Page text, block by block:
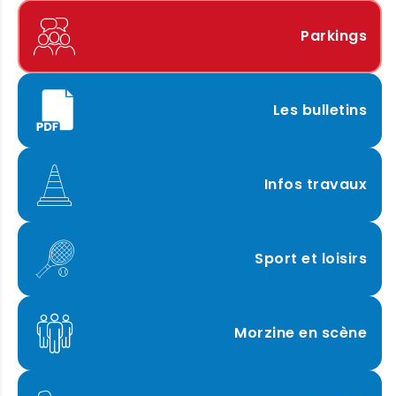
Parkings
Les bulletins
Infos travaux
Sport et loisirs
Morzine en scène